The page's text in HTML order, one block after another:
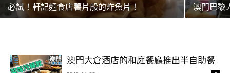
必試！軒記麵食店薯片般的炸魚片！ 澳門巴黎
澳門大倉酒店的和庭餐廳推出半自助餐